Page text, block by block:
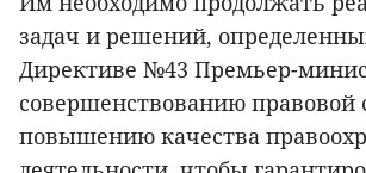
задач и решений,
Директиве №43 Премьер-
совершенствованию правовой
повышению качества